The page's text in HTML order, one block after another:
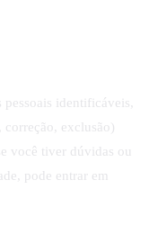
identificáveis,
correção, exclusão)
você tiver dúvidas ou
pode entrar em